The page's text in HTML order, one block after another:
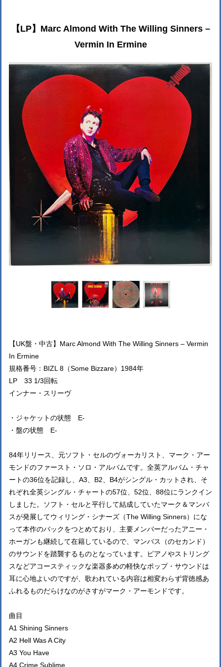
【LP】Marc Almond With The Willing Sinners –
Vermin In Ermine
【UK盤・中古】Marc Almond With The Willing Sinners – Vermin
In Ermine
規格番号：BIZL 8（Some Bizzare）1984年
LP 33 1/3回転
インナー・スリーヴ
・ジャケットの状態 E-
・盤の状態 E-
84年リリース、元ソフト・セルのヴォーカリスト、マーク・アー
モンドのファースト・ソロ・アルバムです。全英アルバム・チャ
ートの36位を記録し、A3、B2、B4がシングル・カットされ、そ
れぞれ全英シングル・チャートの57位、52位、88位にランクイン
しました。ソフト・セルと平行して結成していたマーク＆マンバ
スが発展してウィリング・シナーズ（The Willing Sinners）にな
って本作のバックをつとめており、主要メンバーだったアニー・
ホーガンも継続して在籍しているので、マンバス（のセカンド）
のサウンドを踏襲するものとなっています。ピアノやストリング
スなどアコースティックな楽器多めの軽快なポップ・サウンドは
耳に心地よいのですが、歌われている内容は相変わらず背徳感あ
ふれるものだらけなのがさすがマーク・アーモンドです。
曲目
A1 Shining Sinners
A2 Hell Was A City
A3 You Have
A4 Crime Sublime